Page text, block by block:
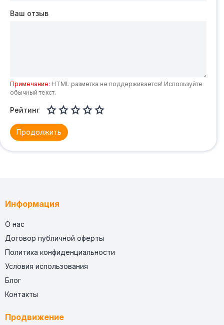
Ваш отзыв
Примечание: HTML разметка не поддерживается! Используйте
обычный текст.
Рейтинг 
Продолжить
Информация
О нас
Договор публичной оферты
Политика конфиденциальности
Условия использования
Блог
Контакты
Продвижение